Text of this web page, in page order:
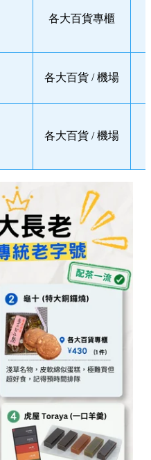
各大百貨專櫃
各大百貨 / 機場
各大百貨 / 機場